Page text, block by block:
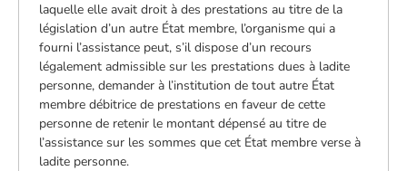
laquelle elle avait droit à des prestations au titre de la
législation d’un autre État membre, l’organisme qui a
fourni l’assistance peut, s’il dispose d’un recours
légalement admissible sur les prestations dues à ladite
personne, demander à l’institution de tout autre État
membre débitrice de prestations en faveur de cette
personne de retenir le montant dépensé au titre de
l’assistance sur les sommes que cet État membre verse à
ladite personne.